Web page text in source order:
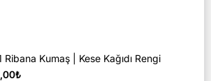
Ribana Kumaş | Kese Kağıdı Rengi